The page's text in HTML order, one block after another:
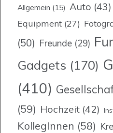
Allgemein (15) Auto (43)
Equipment (27)
(50) Freunde (29)
Gadgets (170)
(410)
(59) Hochzeit (42)
KollegInnen (58)